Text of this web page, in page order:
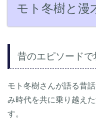
モト冬樹と漫
昔のエピソードで
モト冬樹さんが語る昔
み時代を共に乗り越え
す。